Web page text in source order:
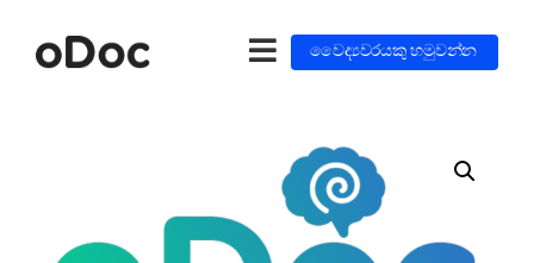
වෛද්‍යවරයකු හමුවන්න